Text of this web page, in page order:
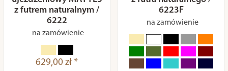
z futrem naturalnym /
6222
na zamówienie
629,00 zł *
6223F
na zamówienie